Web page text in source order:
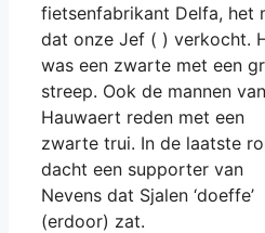
fietsenfabrikant Delfa, het
dat onze Jef ( ) verkocht.
was een zwarte met een
streep. Ook de mannen
Hauwaert reden met een
zwarte trui. In de laatste
dacht een supporter van
Nevens dat Sjalen ‘doeffe’
(erdoor) zat.